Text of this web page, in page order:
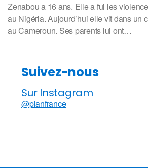
Zenabou a 16 ans. Elle a fui les
au Nigéria. Aujourd’hui elle vit dans un
au Cameroun. Ses parents lui ont…
Suivez-nous
Sur Instagram
@planfrance